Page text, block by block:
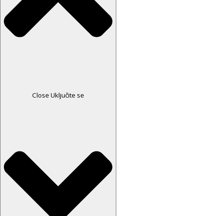
Close Uključite se